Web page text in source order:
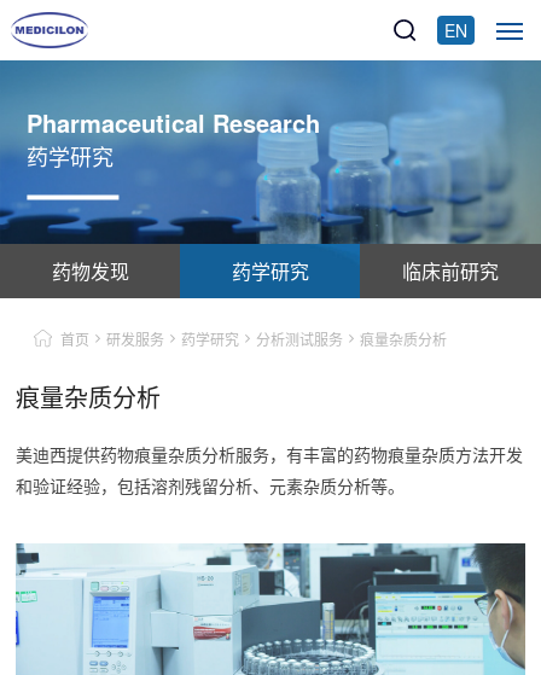
EN
Pharmaceutical Research
药学研究
药物发现 药学研究 临床前研究
首页 研发服务 药学研究 分析测试服务 痕量杂质分析
痕量杂质分析
美迪西提供药物痕量杂质分析服务，有丰富的药物痕量杂质方法开发
和验证经验，包括溶剂残留分析、元素杂质分析等。